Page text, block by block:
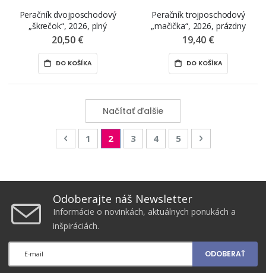
Peračník dvojposchodový
„škrečok“, 2026, plný
20,50 €
DO KOŠÍKA
Peračník trojposchodový
„mačička“, 2026, prázdny
19,40 €
DO KOŠÍKA
Načítať ďalšie
PagePage
Predchádzajúca
Page
1 You're currently reading page
2 Page
3 Page
4 Page
5 Page
Nasledujúca
Odoberajte náš Newsletter
Informácie o novinkách, aktuálnych ponukách a
inšpiráciách.
ODOBERAŤ